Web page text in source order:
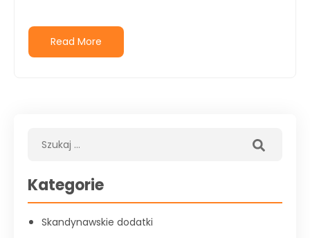
Read More
Kategorie
Skandynawskie dodatki